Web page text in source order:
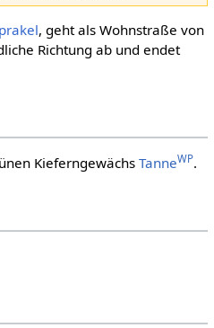
, geht als Wohnstraße von
Richtung ab und endet
Kieferngewächs TanneWP.